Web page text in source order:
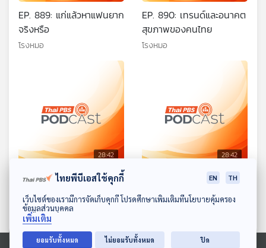
ดาวน์โหลด Thai PBS Podcast Application
EP. 889: แก่แล้วหาแฟนยาก
จริงหรือ
โรงหมอ
EP. 890: เทรนด์และอนาคต
สุขภาพของคนไทย
โรงหมอ
28:42
EP. 891: โรคสะเก็ดเงิน
โรงหมอ
28:42
EP. 892: คนสูงวัยในวันที่
อากาศเปลี่ยนแปลง
ไทยพีบีเอสใช้คุกกี้ EN TH
เว็บไซต์ของเรามีการจัดเก็บคุกกี้ โปรดศึกษาเพิ่มเติมที่นโยบายคุ้มครอง
ข้อมูลส่วนบุคคล
เพิ่มเติม
ยอมรับทั้งหมด ไม่ยอมรับทั้งหมด ปิด